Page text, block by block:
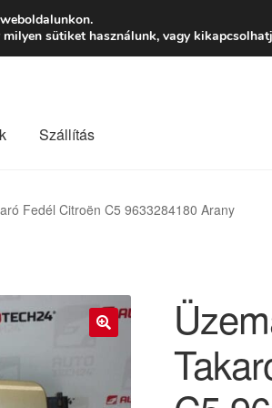
Hétfő-
Szállítás
Fedél Citroën C5 9633284180 Arany
sütiket használunk, vagy